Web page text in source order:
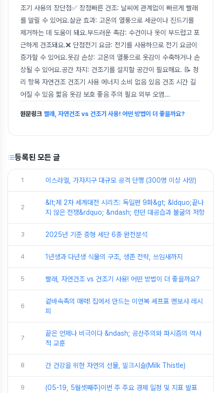
조기 사용의 장단점✅ 장점빠른 건조: 날씨에 관계없이 빠르게 빨래
를 말릴 수 있어요.살균 효과: 고온의 열풍으로 세균이나 진드기를
제거하는 데 도움이 돼요.부드러운 촉감: 수건이나 옷이 부드럽고 포
근하게 건조돼요.❌ 단점전기 요금: 전기를 사용하므로 전기 요금이
증가할 수 있어요.옷감 손상: 고온의 열풍으로 옷감이 수축하거나 손
상될 수 있어요.공간 차지: 건조기를 설치할 공간이 필요해요. 📝 정
리 항목 자연건조 건조기 사용 에너지 소비 없음 있음 건조 시간 길
어질 수 있음 짧음 옷감 보호 좋음 주의 필요 외부 오염...
원문링크 빨래, 자연건조 vs 건조기 사용! 어떤 방법이 더 좋을까요?
등록된 모든 글
1 이스라엘, 가자지구 대규모 공격 단행 (300명 이상 사망)
2
&lt;제 2차 세계대전 시리즈: 독일편 9화&gt; &ldquo;끝나
지 않은 전쟁&rdquo; &ndash; 런던 대공습과 불굴의 저항
3 2025년 기준 중형 세단 6종 완전분석
4 1년생과 다년생 식물의 구조, 생존 전략, 쓰임새까지
5 빨래, 자연건조 vs 건조기 사용! 어떤 방법이 더 좋을까요?
6
겉바속촉의 매력! 집에서 만드는 이연복 셰프표 멘보샤 레시
피
7
끝은 언제나 비극이다 &ndash; 공산주의와 파시즘의 역사
적 교훈
8 간 건강을 위한 자연의 선물, 밀크시슬(Milk Thistle)
9 (05-19, 5월셋째주)이번 주 주요 경제 일정 및 지표 발표